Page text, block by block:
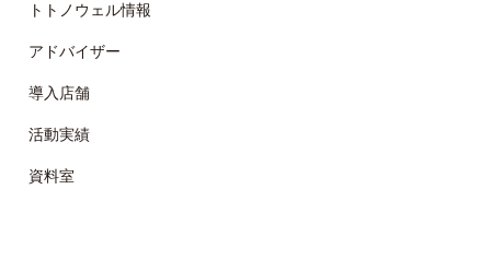
トトノウェル情報
アドバイザー
導入店舗
活動実績
資料室